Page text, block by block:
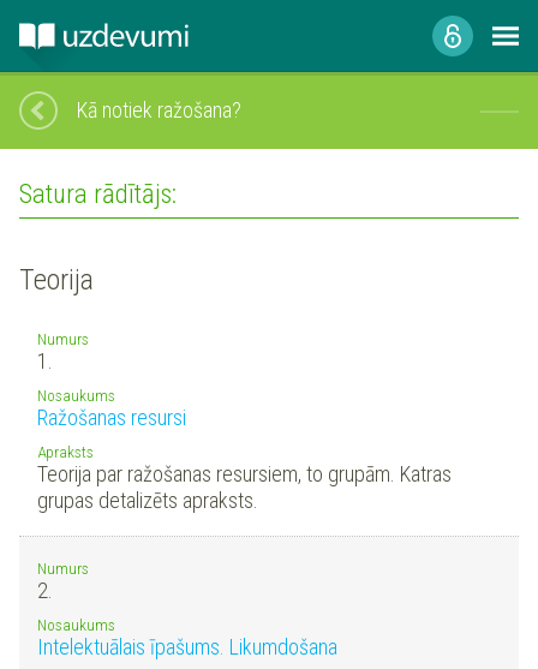
Kā notiek ražošana?
Satura rādītājs:
Teorija
Numurs
1.
Nosaukums
Ražošanas resursi
Apraksts
Teorija par ražošanas resursiem, to grupām. Katras
grupas detalizēts apraksts.
Numurs
2.
Nosaukums
Intelektuālais īpašums. Likumdošana